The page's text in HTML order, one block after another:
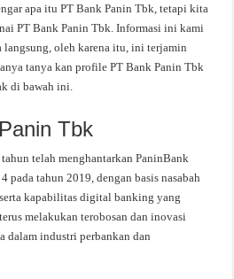
apa itu PT Bank Panin Tbk, tetapi kita
PT Bank Panin Tbk. Informasi ini kami
langsung, oleh karena itu, ini terjamin
tanya kan profile PT Bank Panin Tbk
di bawah ini.
Tbk
telah menghantarkan PaninBank
pada tahun 2019, dengan basis nasabah
kapabilitas digital banking yang
melakukan terobosan dan inovasi
dalam industri perbankan dan